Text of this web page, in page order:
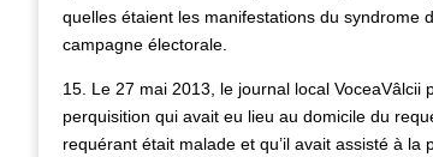
quelles étaient les manifestations du syndrome
campagne électorale.
15. Le 27 mai 2013, le journal local
perquisition qui avait eu lieu au domicile du
requérant était malade et qu’il avait assisté à la